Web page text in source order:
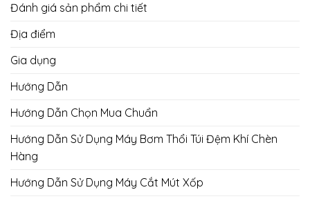
Đánh giá sản phẩm chi tiết
Địa điểm
Gia dụng
Hướng Dẫn
Hướng Dẫn Chọn Mua Chuẩn
Hướng Dẫn Sử Dụng Máy Bơm Thổi Túi Đệm Khí Chèn
Hàng
Hướng Dẫn Sử Dụng Máy Cắt Mút Xốp